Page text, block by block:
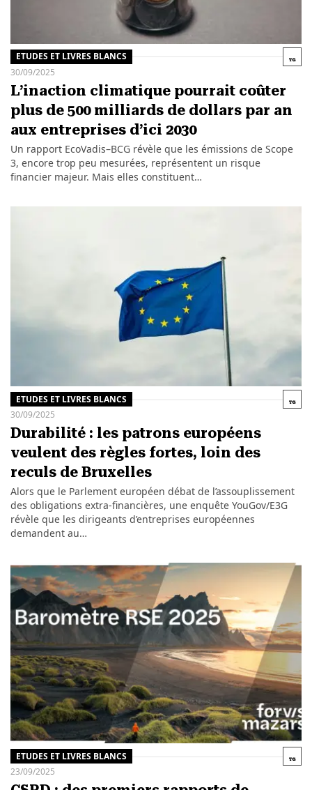
ETUDES ET LIVRES BLANCS
30/09/2025
L’inaction climatique pourrait coûter
plus de 500 milliards de dollars par an
aux entreprises d’ici 2030
Un rapport EcoVadis–BCG révèle que les émissions de Scope
3, encore trop peu mesurées, représentent un risque
financier majeur. Mais elles constituent…
ETUDES ET LIVRES BLANCS
30/09/2025
Durabilité : les patrons européens
veulent des règles fortes, loin des
reculs de Bruxelles
Alors que le Parlement européen débat de l’assouplissement
des obligations extra-financières, une enquête YouGov/E3G
révèle que les dirigeants d’entreprises européennes
demandent au…
ETUDES ET LIVRES BLANCS
23/09/2025